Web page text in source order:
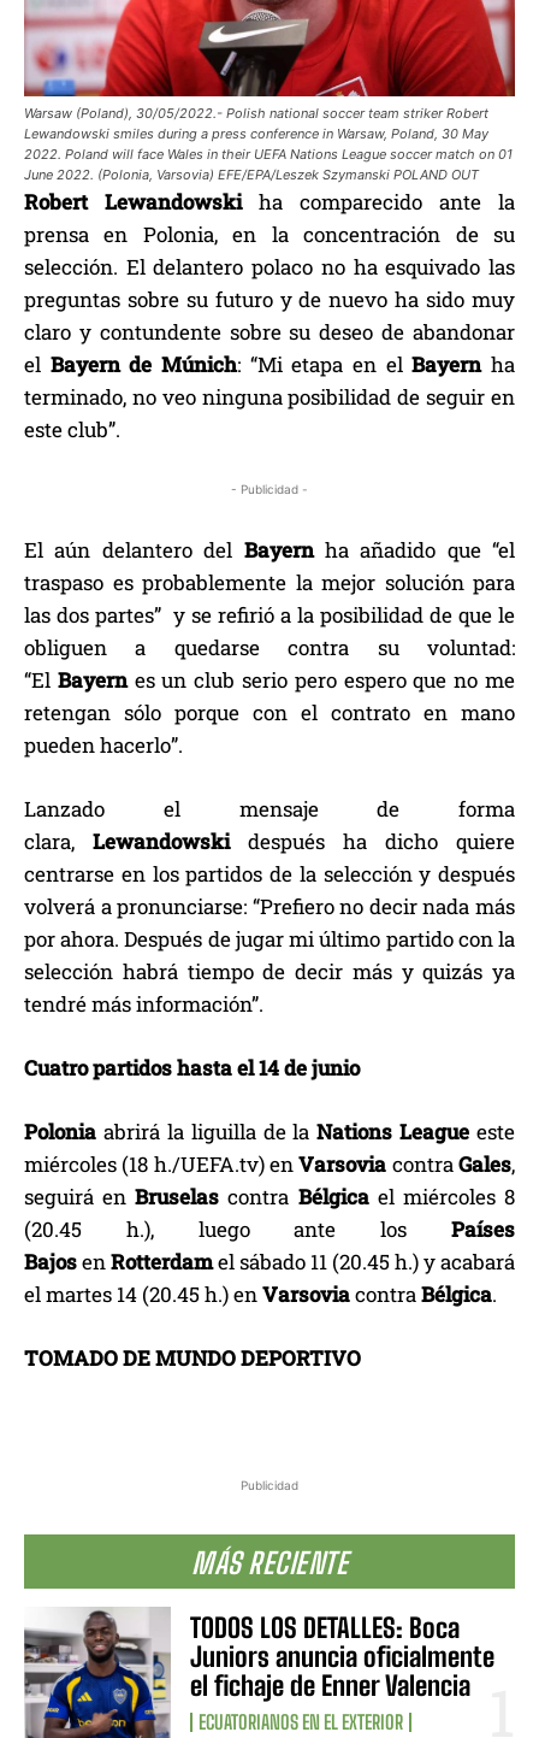
Publicidad
MÁS RECIENTE
TODOS LOS DETALLES: Boca
Juniors anuncia oficialmente
el fichaje de Enner Valencia
ECUATORIANOS EN EL EXTERIOR
Warsaw (Poland), 30/05/2022.- Polish national soccer team striker Robert
Lewandowski smiles during a press conference in Warsaw, Poland, 30 May
2022. Poland will face Wales in their UEFA Nations League soccer match on 01
June 2022. (Polonia, Varsovia) EFE/EPA/Leszek Szymanski POLAND OUT
Robert Lewandowski ha comparecido ante la
prensa en Polonia, en la concentración de su
selección. El delantero polaco no ha esquivado las
preguntas sobre su futuro y de nuevo ha sido muy
claro y contundente sobre su deseo de abandonar
el Bayern de Múnich: “Mi etapa en elBayernha
terminado, no veo ninguna posibilidad de seguir en
este club”.
- Publicidad -
El aún delantero del Bayern ha añadido que “el
traspaso es probablemente la mejor solución para
las dos partes” y se refirió a la posibilidad de que le
obliguen a quedarse contra su voluntad:
“El Bayern es un club serio pero espero que no me
retengan sólo porque con el contrato en mano
pueden hacerlo”.
Lanzado el mensaje de forma
clara, Lewandowski después ha dicho quiere
centrarse en los partidos de la selección y después
volverá a pronunciarse: “Prefiero no decir nada más
por ahora. Después de jugar mi último partido con la
selección habrá tiempo de decir más y quizás ya
tendré más información”.
Cuatro partidos hasta el 14 de junio
Polonia abrirá la liguilla de laNations League este
miércoles (18 h./UEFA.tv) enVarsovia contraGales,
seguirá enBruselascontra Bélgica el miércoles 8
(20.45 h.), luego ante los Países
BajosenRotterdamel sábado 11 (20.45 h.) y acabará
el martes 14 (20.45 h.) enVarsoviacontraBélgica.
TOMADO DE MUNDO DEPORTIVO